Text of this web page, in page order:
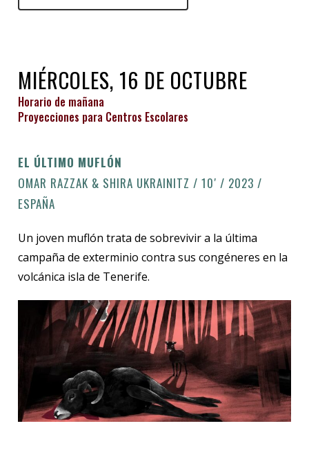
MIÉRCOLES, 16 DE OCTUBRE
Horario de mañana
Proyecciones para Centros Escolares
EL ÚLTIMO MUFLÓN
OMAR RAZZAK & SHIRA UKRAINITZ / 10′ / 2023 /
ESPAÑA
Un joven muflón trata de sobrevivir a la última
campaña de exterminio contra sus congéneres en la
volcánica isla de Tenerife.